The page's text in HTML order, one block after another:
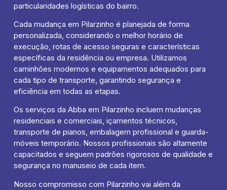
particularidades logísticas do bairro.
Cada mudança em Pilarzinho é planejada de forma
personalizada, considerando o melhor horário de
execução, rotas de acesso seguras e características
específicas da residência ou empresa. Utilizamos
caminhões modernos e equipamentos adequados para
cada tipo de transporte, garantindo segurança e
eficiência em todas as etapas.
Os serviços da Abba em Pilarzinho incluem mudanças
residenciais e comerciais, içamentos técnicos,
transporte de pianos, embalagem profissional e guarda-
móveis temporário. Nossos profissionais são altamente
capacitados e seguem padrões rigorosos de qualidade e
segurança no manuseio de cada item.
Nosso compromisso com Pilarzinho vai além da